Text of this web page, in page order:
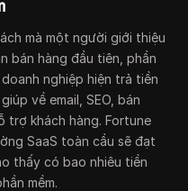
mà một người giới thiệu
bán hàng đầu tiên, phần
nghiệp hiện trả tiền
về email, SEO, bán
trợ khách hàng. Fortune
SaaS toàn cầu sẽ đạt
thấy có bao nhiêu tiền
mềm.